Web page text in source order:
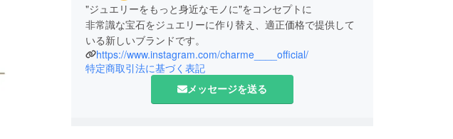
"ジュエリーをもっと身近なモノに"をコンセプトに
非常識な宝石をジュエリーに作り替え、適正価格で提供して
いる新しいブランドです。
https://www.instagram.com/charme____official/
特定商取引法に基づく表記
メッセージを送る